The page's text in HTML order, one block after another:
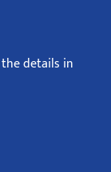
details in